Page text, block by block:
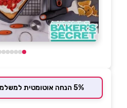
5% הנחה אוטומטית למשלמים בכרטיס המועדון